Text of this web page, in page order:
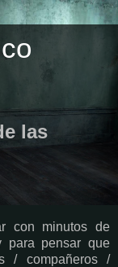
las
con minutos de
para pensar que
/ compañeros /